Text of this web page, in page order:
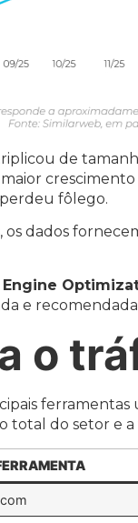
de
fôlego.
os dados
Engine
e
o
total do setor e